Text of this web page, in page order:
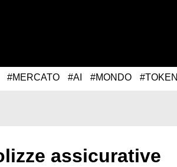
#MERCATO #AI #MONDO #TOKEN
assicurative